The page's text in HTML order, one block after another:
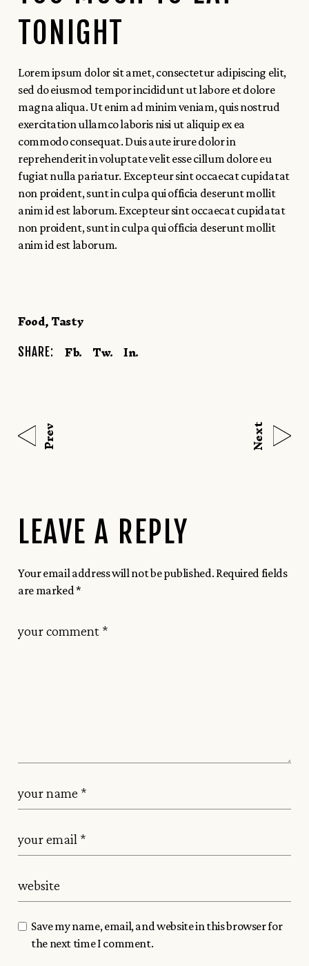
TONIGHT
Lorem ipsum dolor sit amet, consectetur adipiscing elit,
sed do eiusmod tempor incididunt ut labore et dolore
magna aliqua. Ut enim ad minim veniam, quis nostrud
exercitation ullamco laboris nisi ut aliquip ex ea
commodo consequat. Duis aute irure dolor in
reprehenderit in voluptate velit esse cillum dolore eu
fugiat nulla pariatur. Excepteur sint occaecat cupidatat
non proident, sunt in culpa qui officia deserunt mollit
anim id est laborum. Excepteur sint occaecat cupidatat
non proident, sunt in culpa qui officia deserunt mollit
anim id est laborum.
Food Tasty
SHARE: Fb. Tw. In.
Prev Next
LEAVE A REPLY
Your email address will not be published. Required fields
are marked*
Save my name, email, and website in this browser for
the next time I comment.